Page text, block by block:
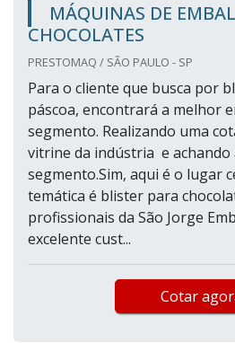
MÁQUINAS DE
CHOCOLATES
PRESTOMAQ / SÃO PAULO - SP
Para o cliente que busca por
páscoa, encontrará a melhor
segmento. Realizando uma
vitrine da indústria e achando
segmento.Sim, aqui é o lugar
temática é blister para
profissionais da São Jorge
excelente cust...
Cotar